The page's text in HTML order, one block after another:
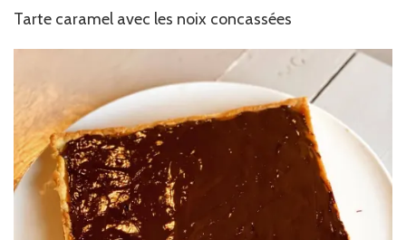
Tarte caramel avec les noix concassées